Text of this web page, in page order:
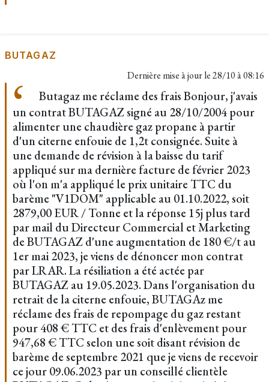
BUTAGAZ
Dernière mise à jour le28/10 à 08:16
Butagaz me réclame des frais Bonjour, j'avais
un contrat BUTAGAZ signé au 28/10/2004 pour
alimenter une chaudière gaz propane à partir
d'un citerne enfouie de 1,2t consignée. Suite à
une demande de révision à la baisse du tarif
appliqué sur ma dernière facture de février 2023
où l'on m'a appliqué le prix unitaire TTC du
barème "V1DOM" applicable au 01.10.2022, soit
2879,00 EUR / Tonne et la réponse 15j plus tard
par mail du Directeur Commercial et Marketing
de BUTAGAZ d'une augmentation de 180 €/t au
1er mai 2023, je viens de dénoncer mon contrat
par LRAR. La résiliation a été actée par
BUTAGAZ au 19.05.2023. Dans l'organisation du
retrait de la citerne enfouie, BUTAGAz me
réclame des frais de repompage du gaz restant
pour 408 € TTC et des frais d'enlèvement pour
947,68 € TTC selon une soit disant révision de
barème de septembre 2021 que je viens de recevoir
ce jour 09.06.2023 par un conseillé clientèle